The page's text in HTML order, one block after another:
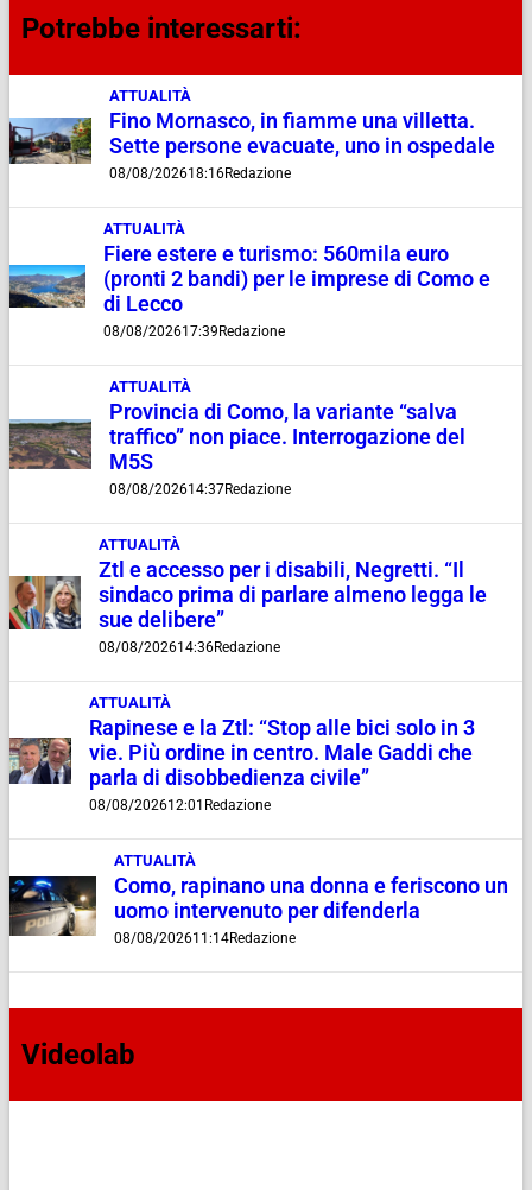
Potrebbe interessarti:
ATTUALITÀ
Fino Mornasco, in fiamme una villetta.
Sette persone evacuate, uno in ospedale
08/08/202618:16Redazione
ATTUALITÀ
Fiere estere e turismo: 560mila euro
(pronti 2 bandi) per le imprese di Como e
di Lecco
08/08/202617:39 Redazione
ATTUALITÀ
Provincia di Como, la variante “salva
traffico” non piace. Interrogazione del
M5S
08/08/202614:37Redazione
ATTUALITÀ
Ztl e accesso per i disabili, Negretti. “Il
sindaco prima di parlare almeno legga le
sue delibere”
08/08/202614:36Redazione
ATTUALITÀ
Rapinese e la Ztl: “Stop alle bici solo in 3
vie. Più ordine in centro. Male Gaddi che
parla di disobbedienza civile”
08/08/202612:01 Redazione
ATTUALITÀ
Como, rapinano una donna e feriscono un
uomo intervenuto per difenderla
08/08/202611:14Redazione
Videolab